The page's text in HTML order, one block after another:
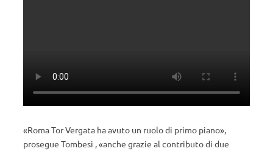
«Roma Tor Vergata ha avuto un ruolo di primo piano»,
prosegue Tombesi , «anche grazie al contributo di due